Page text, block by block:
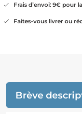
Frais d’envoi: 9€ pour
Faites-vous livrer ou
Brève